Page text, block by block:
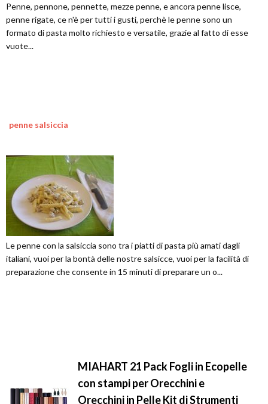
Penne, pennone, pennette, mezze penne, e ancora penne lisce,
penne rigate, ce n'è per tutti i gusti, perchè le penne sono un
formato di pasta molto richiesto e versatile, grazie al fatto di esse
vuote...
penne salsiccia
Le penne con la salsiccia sono tra i piatti di pasta più amati dagli
italiani, vuoi per la bontà delle nostre salsicce, vuoi per la facilità di
preparazione che consente in 15 minuti di preparare un o...
MIAHART 21 Pack Fogli in Ecopelle
con stampi per Orecchini e
Orecchini in Pelle Kit di Strumenti